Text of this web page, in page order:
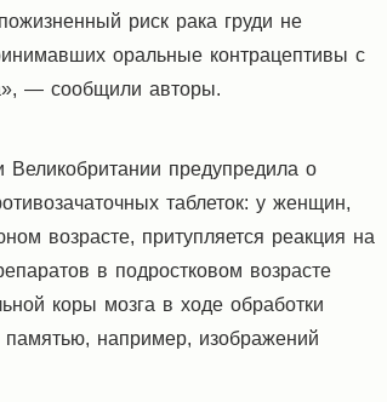
риск рака груди не
оральные контрацептивы с
— сообщили авторы.
предупредила о
таблеток: у женщин,
возрасте, притупляется реакция на
в подростковом возрасте
коры мозга в ходе обработки
памятью, например, изображений